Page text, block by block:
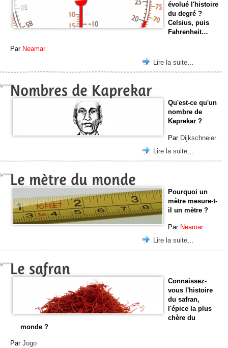
évolué l'histoire
du degré ?
Celsius, puis
Fahrenheit…
Par Neamar
Lire la suite…
Nombres de Kaprekar
Qu'est-ce qu'un
nombre de
Kaprekar ?
Par Dijkschneier
Lire la suite…
Le mètre du monde
Pourquoi un
mètre mesure-t-
il un mètre ?
Par Neamar
Lire la suite…
Le safran
Connaissez-
vous l'histoire
du safran,
l'épice la plus
chère du
monde ?
Par Jogo